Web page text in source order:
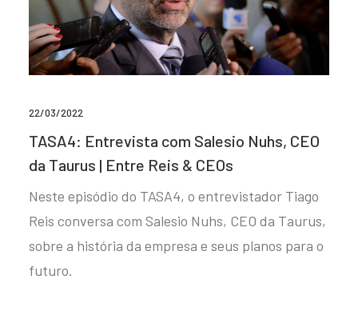
22/03/2022
TASA4: Entrevista com Salesio Nuhs, CEO
da Taurus | Entre Reis & CEOs
Neste episódio do TASA4, o entrevistador Tiago
Reis conversa com Salesio Nuhs, CEO da Taurus,
sobre a história da empresa e seus planos para o
futuro.